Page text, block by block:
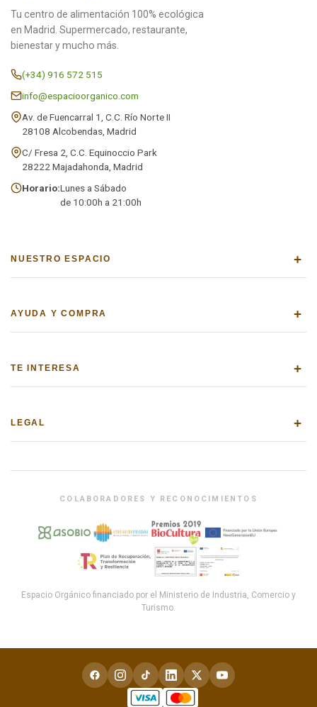
Tu centro de alimentación 100% ecológica
en Madrid. Supermercado, restaurante,
bienestar y mucho más.
(+34) 916 572 515
info@espacioorganico.com
Av. de Fuencarral 1, C.C. Río Norte II
28108 Alcobendas, Madrid
C/ Fresa 2, C.C. Equinoccio Park
28222 Majadahonda, Madrid
Horario:Lunes a Sábado
de 10:00h a 21:00h
NUESTRO ESPACIO +
AYUDA Y COMPRA +
TE INTERESA +
LEGAL +
COLABORADORES Y RECONOCIMIENTOS
Espacio Orgánico financiado por el Ministerio de Industria, Comercio y
Turismo.